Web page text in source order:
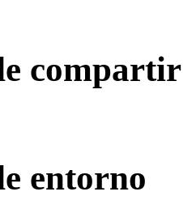
compartir
entorno